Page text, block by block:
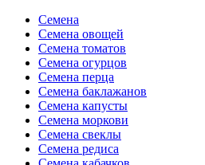
Семена
Семена овощей
Семена томатов
Семена огурцов
Семена перца
Семена баклажанов
Семена капусты
Семена моркови
Семена свеклы
Семена редиса